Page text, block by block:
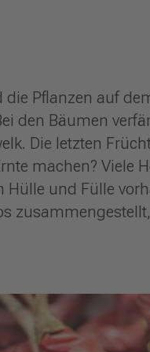
Pflanzen auf
den Bäumen
Die letzten
machen? Viele
und Fülle